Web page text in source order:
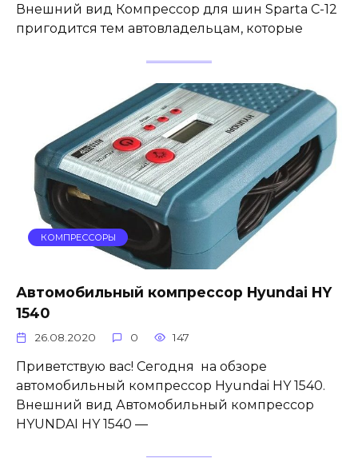
Внешний вид Компрессор для шин Sparta C-12
пригодится тем автовладельцам, которые
КОМПРЕССОРЫ
Автомобильный компрессор Hyundai HY
1540
26.08.2020 0 147
Приветствую вас! Сегодня на обзоре
автомобильный компрессор Hyundai HY 1540.
Внешний вид Автомобильный компрессор
HYUNDAI HY 1540 —